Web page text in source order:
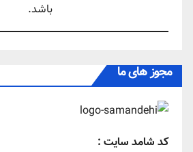
باشد.
مجوز های ما
کد شامد سایت :